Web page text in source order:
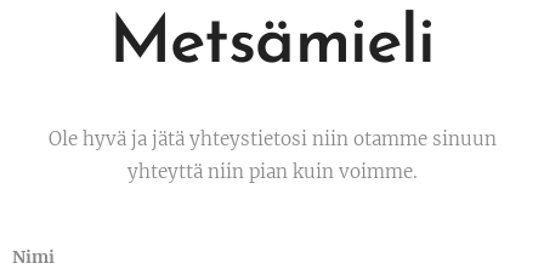
Metsämieli
Ole hyvä ja jätä yhteystietosi niin otamme sinuun
yhteyttä niin pian kuin voimme.
Nimi